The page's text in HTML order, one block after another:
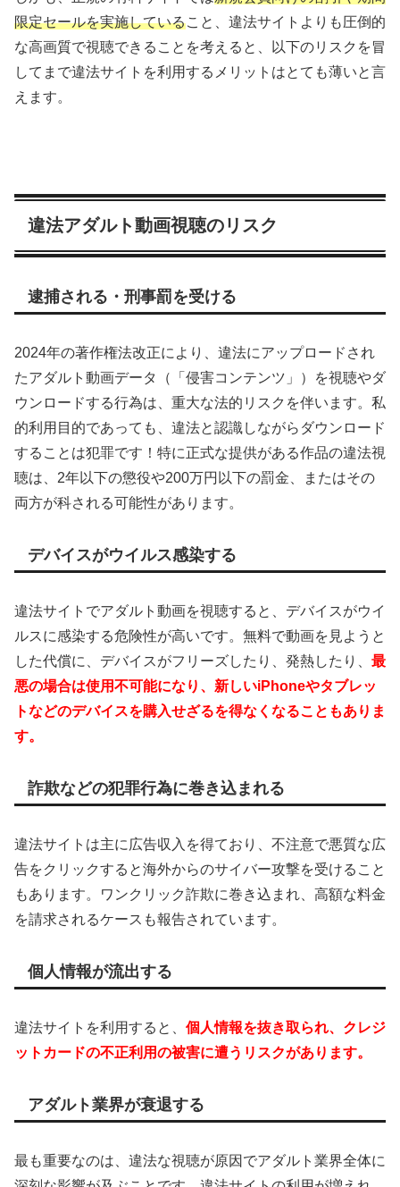
限定セールを実施していること、違法サイトよりも圧倒的
な高画質で視聴できることを考えると、以下のリスクを冒
してまで違法サイトを利用するメリットはとても薄いと言
えます。
違法アダルト動画視聴のリスク
逮捕される・刑事罰を受ける
2024年の著作権法改正により、違法にアップロードされ
たアダルト動画データ（「侵害コンテンツ」）を視聴やダ
ウンロードする行為は、重大な法的リスクを伴います。私
的利用目的であっても、違法と認識しながらダウンロード
することは犯罪です！特に正式な提供がある作品の違法視
聴は、2年以下の懲役や200万円以下の罰金、またはその
両方が科される可能性があります。
デバイスがウイルス感染する
違法サイトでアダルト動画を視聴すると、デバイスがウイ
ルスに感染する危険性が高いです。無料で動画を見ようと
した代償に、デバイスがフリーズしたり、発熱したり、 最
悪の場合は使用不可能になり、新しいiPhoneやタブレッ
トなどのデバイスを購入せざるを得なくなることもありま
す。
詐欺などの犯罪行為に巻き込まれる
違法サイトは主に広告収入を得ており、不注意で悪質な広
告をクリックすると海外からのサイバー攻撃を受けること
もあります。ワンクリック詐欺に巻き込まれ、高額な料金
を請求されるケースも報告されています。
個人情報が流出する
違法サイトを利用すると、 個人情報を抜き取られ、クレジ
ットカードの不正利用の被害に遭うリスクがあります。
アダルト業界が衰退する
最も重要なのは、違法な視聴が原因でアダルト業界全体に